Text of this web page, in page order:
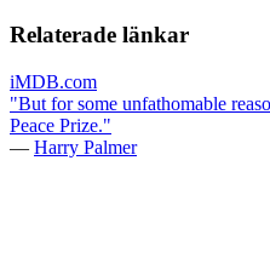
Relaterade länkar
iMDB.com
"But for some unfathomable
Peace Prize."
— Harry Palmer